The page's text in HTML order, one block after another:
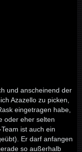
und anscheinend der
Azazello zu picken,
eingetragen habe,
oder eher selten
ist auch ein
Er darf anfangen
so außerhalb